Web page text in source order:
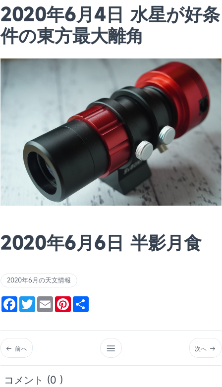
2020年6月4日 水星が好条
件の東方最大離角
2020年6月6日 半影月食
2020年6月の天文情報
FacebookTwitterEmail Pinterest
前へ 次へ
コメント (0 )